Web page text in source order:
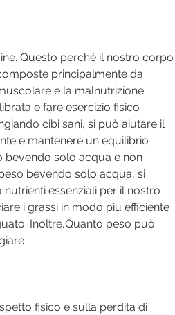
Questo perché il nostro corpo
principalmente da
e la malnutrizione.
e fare esercizio fisico
cibi sani, si può aiutare il
e mantenere un equilibrio
bevendo solo acqua e non
bevendo solo acqua, si
essenziali per il nostro
i grassi in modo più efficiente
Inoltre,Quanto peso può
fisico e sulla perdita di